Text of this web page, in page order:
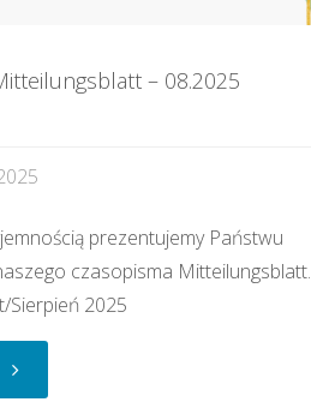
– 08.2025
prezentujemy Państwu
czasopisma Mitteilungsblatt.
Sierpień 2025